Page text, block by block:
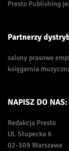
Presto Publishing
Partnerzy
salony prasowe
księgarnia
NAPISZ DO NAS:
Redakcja Presto
Ul. Słupecka 6
02-309 Warszawa